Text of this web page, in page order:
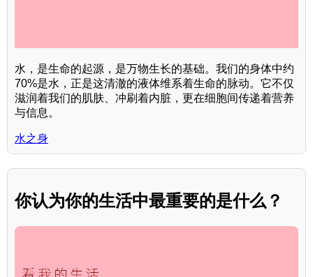
水，是生命的起源，是万物生长的基础。我们的身体中约
70%是水，正是这清澈的液体维系着生命的脉动。它不仅
滋润着我们的肌肤、冲刷着内脏，更在细胞间传递着营养
与信息。
水之身
你认为你的生活中最重要的是什么？